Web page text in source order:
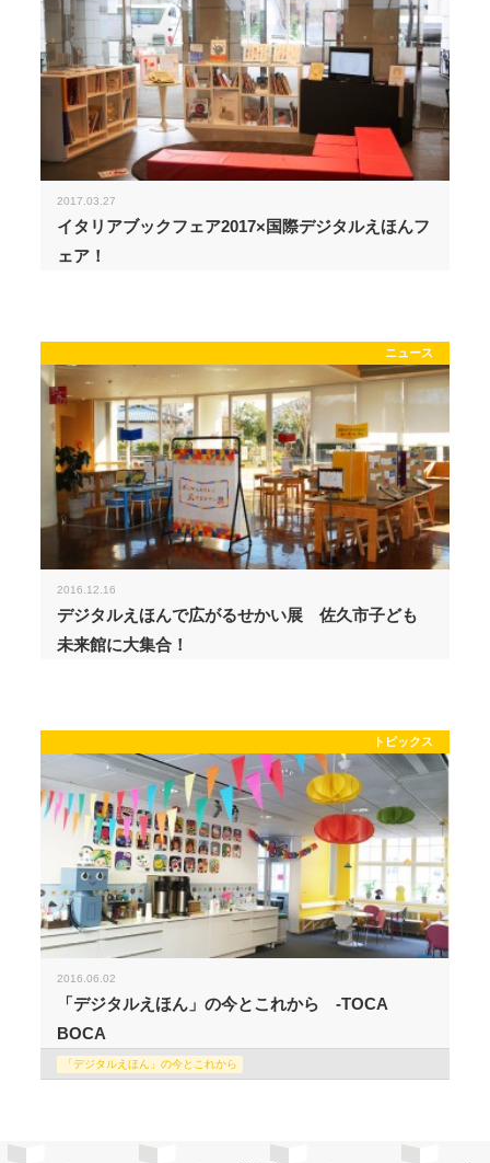
2017.03.27
イタリアブックフェア2017×国際デジタルえほんフ
ェア！
ニュース
2016.12.16
デジタルえほんで広がるせかい展 佐久市子ども
未来館に大集合！
トピックス
2016.06.02
「デジタルえほん」の今とこれから -TOCA
BOCA
「デジタルえほん」の今とこれから